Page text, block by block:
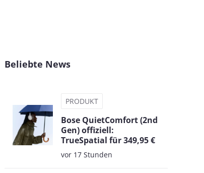
Beliebte News
PRODUKT
Bose QuietComfort (2nd
Gen) offiziell:
TrueSpatial für 349,95 €
vor 17 Stunden